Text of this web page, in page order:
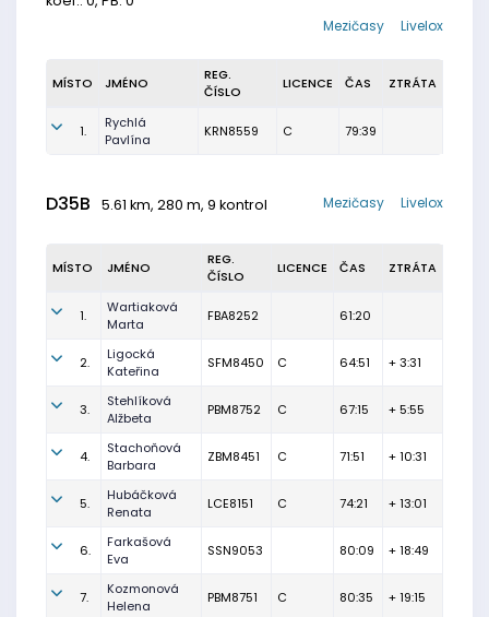
Livelox
Mezičasy
MÍSTO JMÉNO
REG.
ČÍSLO
LICENCE ČAS ZTRÁTA
1.
Rychlá
Pavlína
KRN8559 C 79:39
D35B 5.61 km, 280 m, 9 kontrol Livelox
Mezičasy
MÍSTO JMÉNO
REG.
ČÍSLO
LICENCE ČAS ZTRÁTA
1.
Wartiaková
Marta
FBA8252 61:20
2.
Ligocká
Kateřina
SFM8450 C 64:51 + 3:31
3.
Stehlíková
Alžbeta
PBM8752 C 67:15 + 5:55
4.
Stachoňová
Barbara
ZBM8451 C 71:51 + 10:31
5.
Hubáčková
Renata
LCE8151 C 74:21 + 13:01
6.
Farkašová
Eva
SSN9053 80:09 + 18:49
7.
Kozmonová
Helena
PBM8751 C 80:35 + 19:15